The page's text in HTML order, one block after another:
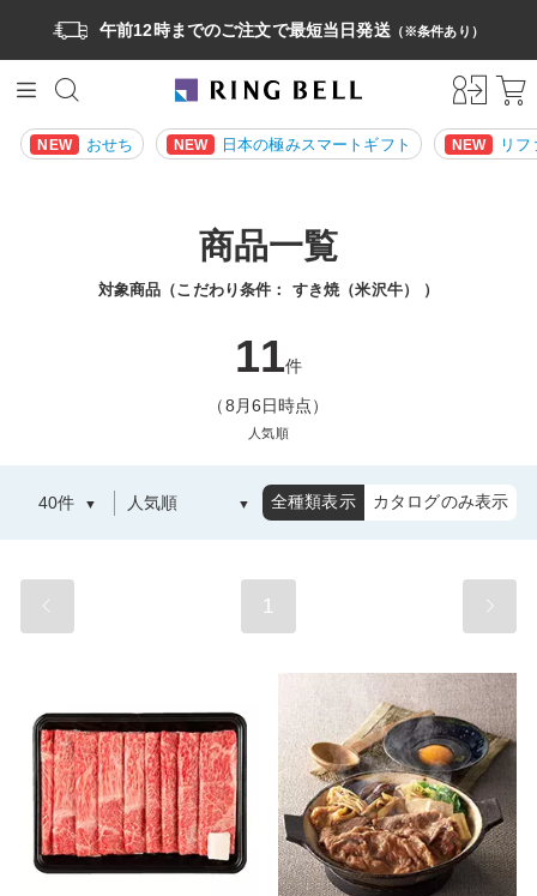
午前12時までのご注文で最短当日発送（※条件あり）
NEW おせち NEW 日本の極みスマートギフト NEW リ
商品一覧
対象商品（こだわり条件： すき焼（米沢牛） ）
11件
（8月6日時点）
人気順
全種類表示 カタログのみ表示
1